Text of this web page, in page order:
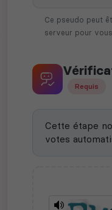
Ce pseudo peut
serveur pour
Requis
Cette étape
votes